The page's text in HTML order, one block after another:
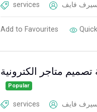
services فايف
Add to Favourites
متاجر الكترونية
Popular
services فايف